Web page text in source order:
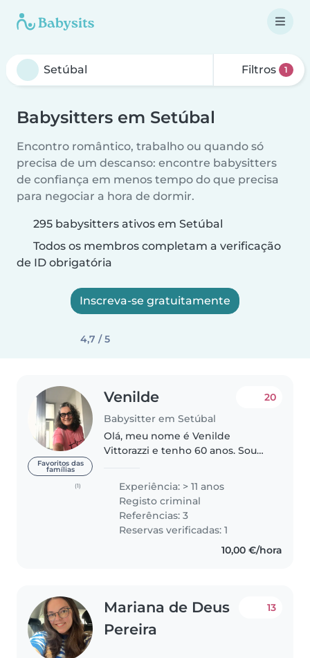
Filtros 1
Babysitters em Setúbal
Encontro romântico, trabalho ou quando só
precisa de um descanso: encontre babysitters
de confiança em menos tempo do que precisa
para negociar a hora de dormir.
295 babysitters ativos em Setúbal
Todos os membros completam a verificação
de ID obrigatória
Inscreva-se gratuitamente
4,7 / 5
Favoritos das
famílias
(1)
Venilde
Babysitter em Setúbal
20
Olá, meu nome é Venilde
Vittorazzi e tenho 60 anos. Sou
em busca de uma oportunidade
como cuidadora de crianças e
jovens. Durante minha carreira
tive..
Experiência: > 11 anos
Registo criminal
Referências: 3
Reservas verificadas: 1
10,00 €/hora
Mariana de Deus
Pereira
13